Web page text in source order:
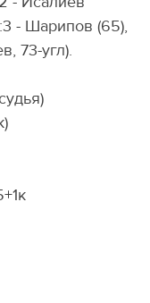
- Шарипов (65),
73-угл).